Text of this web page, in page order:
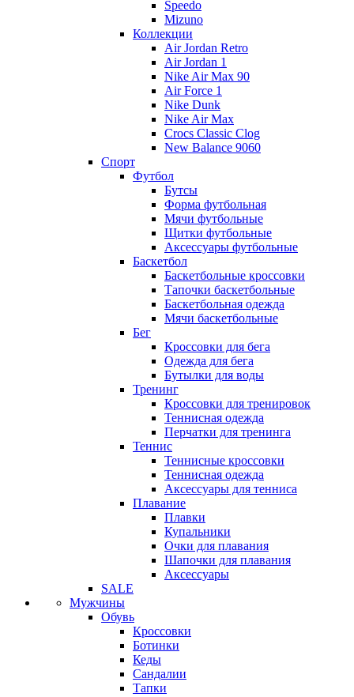
Speedo
Mizuno
Коллекции
Air Jordan Retro
Air Jordan 1
Nike Air Max 90
Air Force 1
Nike Dunk
Nike Air Max
Crocs Classic Clog
New Balance 9060
Спорт
Футбол
Бутсы
Форма футбольная
Мячи футбольные
Щитки футбольные
Аксессуары футбольные
Баскетбол
Баскетбольные кроссовки
Тапочки баскетбольные
Баскетбольная одежда
Мячи баскетбольные
Бег
Кроссовки для бега
Одежда для бега
Бутылки для воды
Тренинг
Кроссовки для тренировок
Теннисная одежда
Перчатки для тренинга
Теннис
Теннисные кроссовки
Теннисная одежда
Аксессуары для тенниса
Плавание
Плавки
Купальники
Очки для плавания
Шапочки для плавания
Аксессуары
SALE
Мужчины
Обувь
Кроссовки
Ботинки
Кеды
Сандалии
Тапки